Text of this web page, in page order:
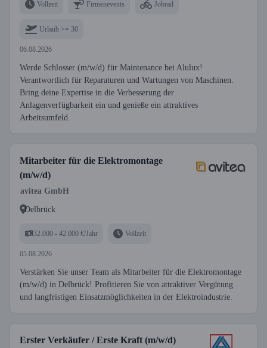
Vollzeit Firmenevents Jobrad
Urlaub >= 30
06.08.2026
Werde Schlosser (m/w/d) für Maintenance bei Alulux!
Verantwortlich für Reparaturen und Wartungen von Maschinen.
Bring deine Expertise in die Verbesserung der
Anlagenverfügbarkeit ein und genieße ein attraktives
Arbeitsumfeld.
Mitarbeiter für die Elektromontage
(m/w/d)
avitea GmbH
Delbrück
32.000 - 42.000 €/Jahr Vollzeit
05.08.2026
Verstärken Sie unser Team als Mitarbeiter für die Elektromontage
(m/w/d) in Delbrück! Profitieren Sie von attraktiver Vergütung
und langfristigen Einsatzmöglichkeiten in der Elektroindustrie.
Erster Verkäufer / Erste Kraft (m/w/d)